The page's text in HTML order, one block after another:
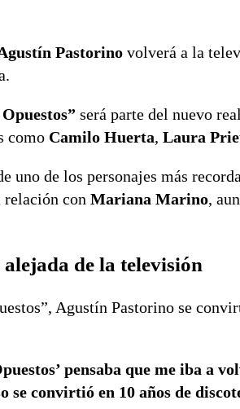
Pastorino volverá a la
será parte del nuevo
como Camilo Huerta, Laura
uno de los personajes más
con Mariana Marino,
de la televisión
Agustín Pastorino se
pensaba que me iba a
se convirtió en 10 años de